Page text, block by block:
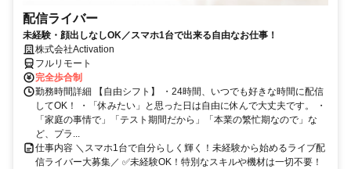
配信ライバー
未経験・顔出しなしOK／スマホ1台で出来る自由なお仕事！
株式会社Activation
フルリモート
完全歩合制
勤務時間詳細 【自由シフト】 ・24時間、いつでも好きな時間に配信
してOK！ ・「休みたい」と思った日は自由に休んで大丈夫です。 ・
「家庭の事情で」「テスト期間だから」「本業の繁忙期なので」な
ど、プラ...
仕事内容 ＼スマホ1台で自分らしく輝く！未経験から始めるライブ配
信ライバー大募集／ ✅未経験OK！特別なスキルや機材は一切不要！